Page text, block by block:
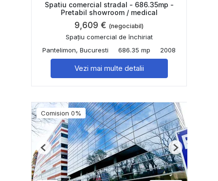
Spatiu comercial stradal - 686.35mp -
Pretabil showroom / medical
9,609 € (negociabil)
Spațiu comercial de închiriat
Pantelimon, Bucuresti
686.35 mp 2008
Vezi mai multe detalii
Comision 0%
Previous Next